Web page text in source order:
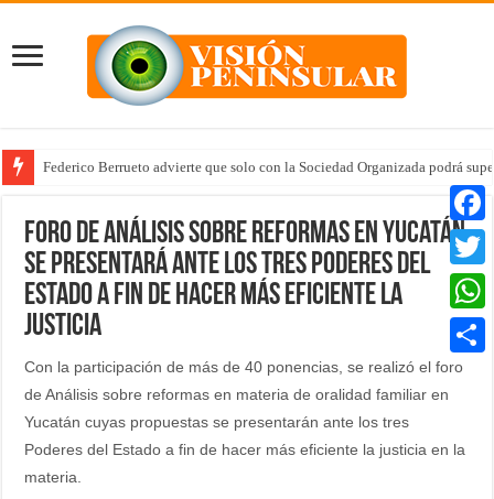
Federico Berrueto advierte que solo con la Sociedad Organizada podrá
Foro de Análisis sobre reformas en Yucatán
se presentará ante los tres Poderes del
Estado a fin de hacer más eficiente la
justicia
Con la participación de más de 40 ponencias, se realizó el foro
de Análisis sobre reformas en materia de oralidad familiar en
Yucatán cuyas propuestas se presentarán ante los tres
Poderes del Estado a fin de hacer más eficiente la justicia en la
materia.
Twitter